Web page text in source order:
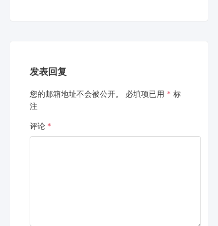
发表回复
您的邮箱地址不会被公开。 必填项已用 * 标
注
评论 *